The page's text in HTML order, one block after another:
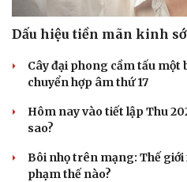
Văn hóa
Sân khấu - Điện ảnh
Văn học
Di sản
Dấu hiệu tiền mãn kinh
Cây đại phong cầm tấu một
chuyển hợp âm thứ 17
Hôm nay vào tiết lập Thu
sao?
Bôi nhọ trên mạng: Thế
phạm thế nào?